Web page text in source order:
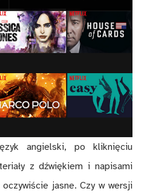
angielski, po kliknięciu
z dźwiękiem i napisami
jasne. Czy w wersji